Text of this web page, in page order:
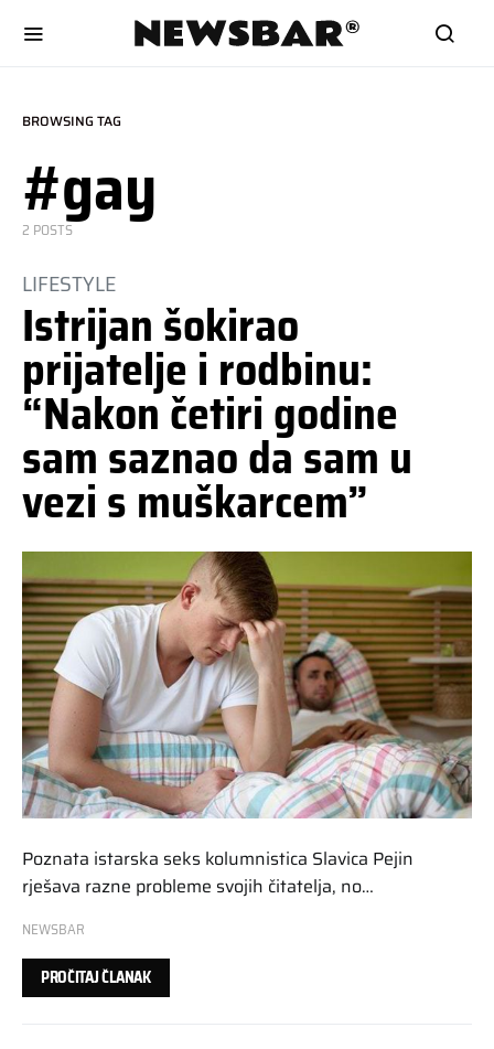
BROWSING TAG
#gay
2 POSTS
LIFESTYLE
Istrijan šokirao
prijatelje i rodbinu:
“Nakon četiri godine
sam saznao da sam u
vezi s muškarcem”
Poznata istarska seks kolumnistica Slavica Pejin
rješava razne probleme svojih čitatelja, no…
NEWSBAR
PROČITAJ ČLANAK